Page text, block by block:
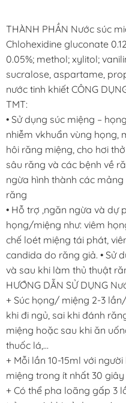
THÀNH PHẦN Nước súc
Chlohexidine gluconate
0.05%; methol; xylitol;
sucralose, aspartame,
nước tinh khiết CÔNG
TMT:
• Sử dụng súc miệng –
nhiễm vkhuẩn vùng họng,
hôi răng miệng, cho hơi
sâu răng và các bệnh về
ngừa hình thành các
răng
• Hỗ trợ ,ngăn ngừa và dự
họng/miệng như: viêm
chế loét miệng tái phát,
candida do răng giả. • Sử
và sau khi làm thủ thuật
HƯỚNG DẪN SỬ DỤNG
+ Súc họng/ miệng 2-3
khi đi ngủ, sai khi đánh
miệng hoặc sau khi ăn
thuốc lá,…
+ Mỗi lần 10-15ml với
miệng trong ít nhất 30
+ Có thể pha loãng gấp 3